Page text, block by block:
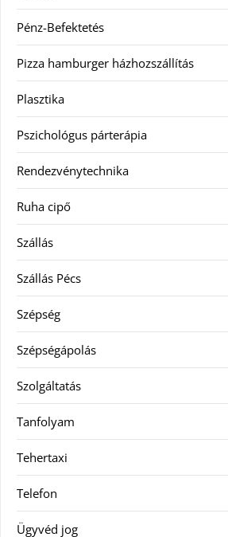
Pénz-Befektetés
Pizza hamburger házhozszállítás
Plasztika
Pszichológus párterápia
Rendezvénytechnika
Ruha cipő
Szállás
Szállás Pécs
Szépség
Szépségápolás
Szolgáltatás
Tanfolyam
Tehertaxi
Telefon
Ügyvéd jog